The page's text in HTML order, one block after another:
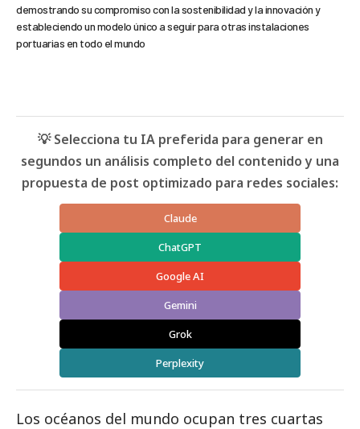
demostrando su compromiso con la sostenibilidad y la innovación y
estableciendo un modelo único a seguir para otras instalaciones
portuarias en todo el mundo
💡 Selecciona tu IA preferida para generar en
segundos un análisis completo del contenido y una
propuesta de post optimizado para redes sociales:
Claude
ChatGPT
Google AI
Gemini
Grok
Perplexity
Los océanos del mundo ocupan tres cuartas